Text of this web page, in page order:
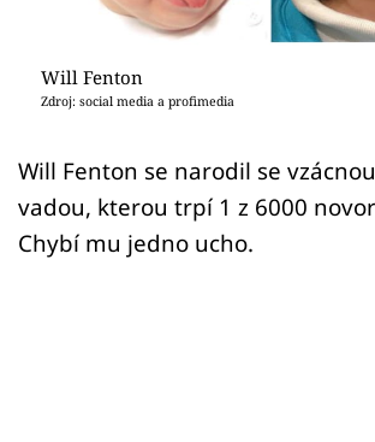
Přihlášení
Sledujte nás
Will Fenton
Zdroj: social media a profimedia
Will Fenton se narodil se
vadou, kterou trpí 1 z 6000
Chybí mu jedno ucho.